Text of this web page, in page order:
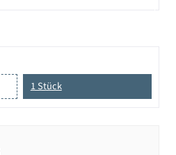
1 Stück